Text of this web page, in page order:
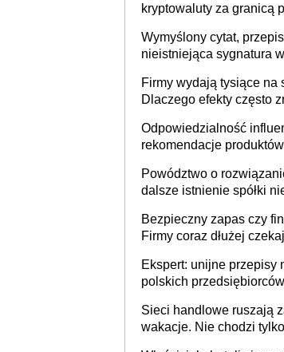
kryptowaluty za granicą
Wymyślony cytat,
nieistniejąca sygnatura
firmie
Firmy wydają tysiące na
Dlaczego efekty często
Odpowiedzialność
rekomendacje produktów
Powództwo o
dalsze istnienie spółki
Bezpieczny zapas czy
Firmy coraz dłużej
Ekspert: unijne przepisy
polskich
Sieci handlowe ruszają
wakacje. Nie chodzi